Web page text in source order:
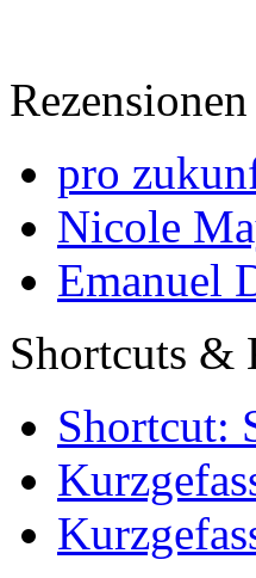
Rezensionen
pro
Nicole
Emanuel
Shortcuts &
Shortcut: